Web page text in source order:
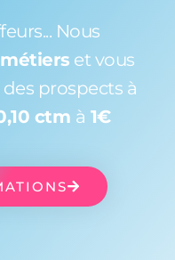
Nous
métiers et vous
prospects à
ctm à 1€